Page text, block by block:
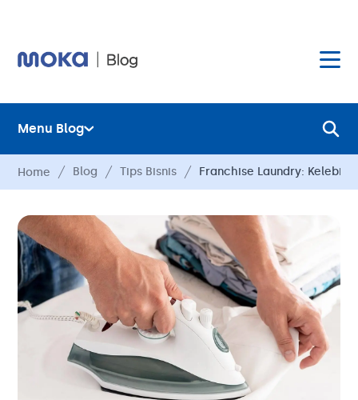
Layanan
Hardware
Harga
Hubungi Kami
Blog
Solusi Bisnis
Menu Blog
Layanan
Hardware
Harga
Hubungi Kami
Home Blog Tips Bisnis Franchise Laundry: